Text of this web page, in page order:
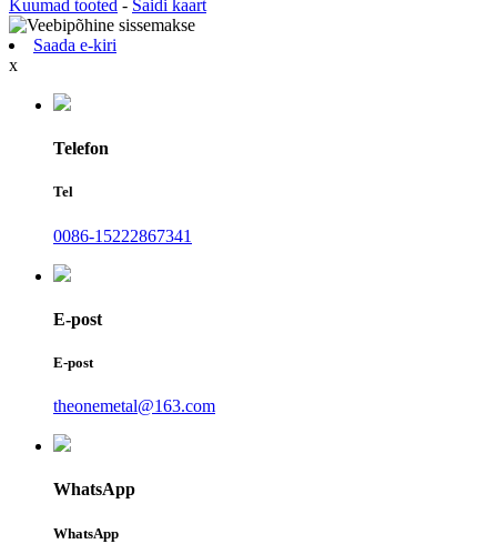
Kuumad tooted - Saidi kaart
Saada e-kiri
x
Telefon
Tel
0086-15222867341
E-post
E-post
theonemetal@163.com
WhatsApp
WhatsApp